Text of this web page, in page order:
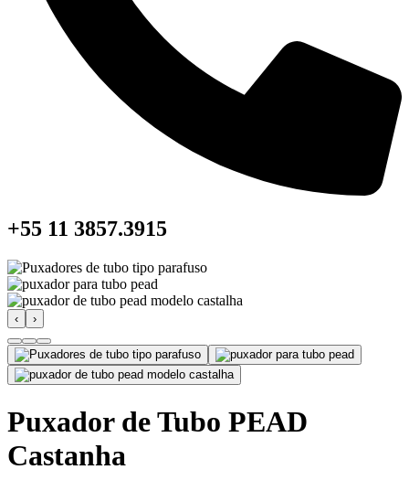
+55 11 3857.3915
‹ ›
Puxador de Tubo PEAD
Castanha